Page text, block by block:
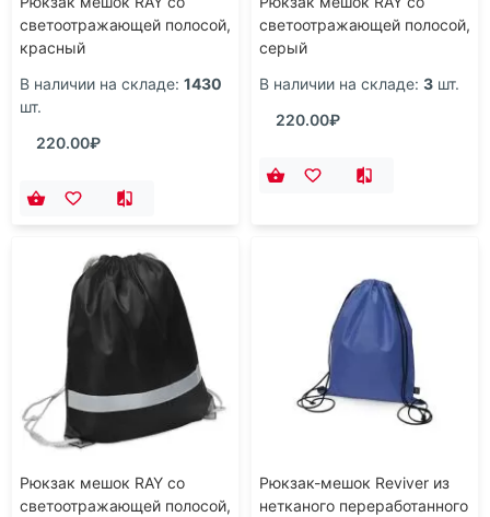
светоотражающей полосой,
красный
В наличии на складе: 1430
шт.
220.00₽
светоотражающей полосой,
серый
В наличии на складе: 3 шт.
220.00₽
Рюкзак мешок RAY со
светоотражающей полосой,
Рюкзак-мешок Reviver из
нетканого переработанного